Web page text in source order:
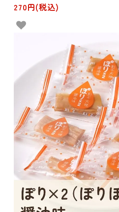
270円(税込)